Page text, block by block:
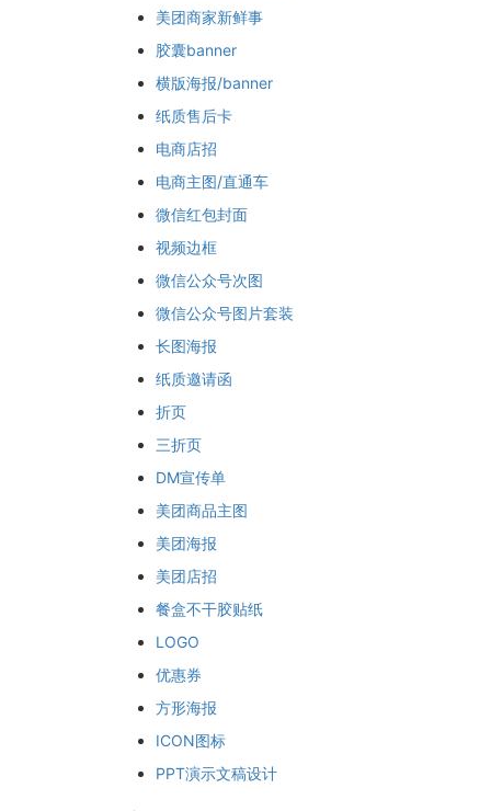
美团商家新鲜事
胶囊banner
横版海报/banner
纸质售后卡
电商店招
电商主图/直通车
微信红包封面
视频边框
微信公众号次图
微信公众号图片套装
长图海报
纸质邀请函
折页
三折页
DM宣传单
美团商品主图
美团海报
美团店招
餐盒不干胶贴纸
LOGO
优惠券
方形海报
ICON图标
PPT演示文稿设计